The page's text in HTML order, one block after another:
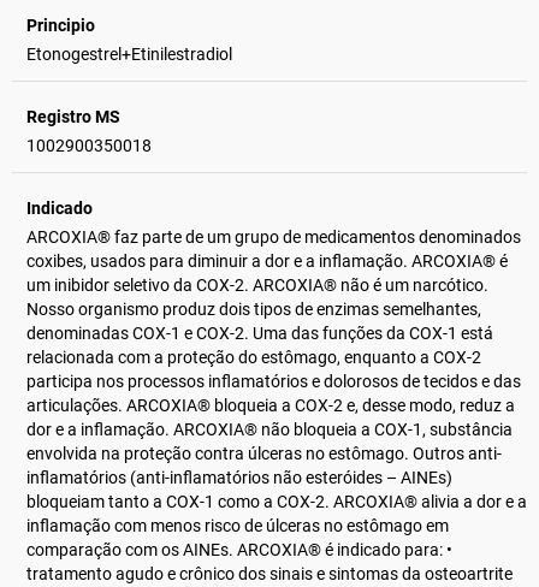
Principio
Etonogestrel+Etinilestradiol
Registro MS
1002900350018
Indicado
ARCOXIA® faz parte de um grupo de medicamentos denominados
coxibes, usados para diminuir a dor e a inflamação. ARCOXIA® é
um inibidor seletivo da COX-2. ARCOXIA® não é um narcótico.
Nosso organismo produz dois tipos de enzimas semelhantes,
denominadas COX-1 e COX-2. Uma das funções da COX-1 está
relacionada com a proteção do estômago, enquanto a COX-2
participa nos processos inflamatórios e dolorosos de tecidos e das
articulações. ARCOXIA® bloqueia a COX-2 e, desse modo, reduz a
dor e a inflamação. ARCOXIA® não bloqueia a COX-1, substância
envolvida na proteção contra úlceras no estômago. Outros anti-
inflamatórios (anti-inflamatórios não esteróides – AINEs)
bloqueiam tanto a COX-1 como a COX-2. ARCOXIA® alivia a dor e a
inflamação com menos risco de úlceras no estômago em
comparação com os AINEs. ARCOXIA® é indicado para: •
tratamento agudo e crônico dos sinais e sintomas da osteoartrite